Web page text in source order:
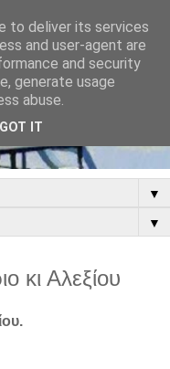
▼
▼
κι Αλεξίου
to deliver its services
and user-agent are
and security
generate usage
abuse.
GOT IT